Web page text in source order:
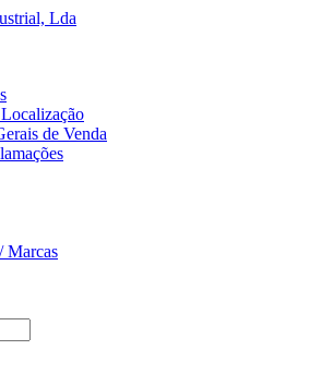
de Venda
Marcas